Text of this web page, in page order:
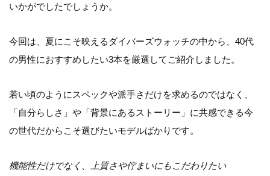
いかがでしたでしょうか。
今回は、夏にこそ映えるダイバーズウォッチの中から、40代
の男性におすすめしたい3本を厳選してご紹介しました。
若い頃のようにスペックや派手さだけを求めるのではなく、
「自分らしさ」や「背景にあるストーリー」に共感できる今
の世代だからこそ選びたいモデルばかりです。
機能性だけでなく、上質さや佇まいにもこだわりたい